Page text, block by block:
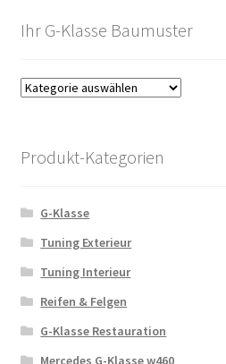
Ihr G-Klasse Baumuster
Produkt-Kategorien
G-Klasse
Tuning Exterieur
Tuning Interieur
Reifen & Felgen
G-Klasse Restauration
Mercedes G-Klasse w460